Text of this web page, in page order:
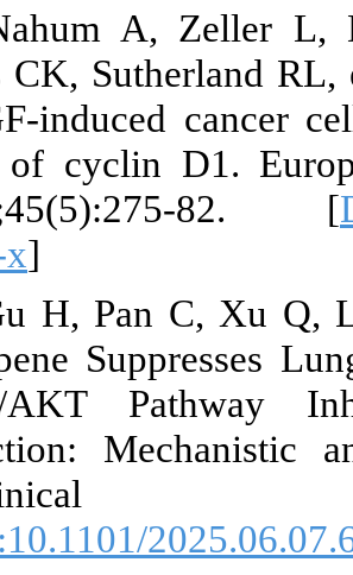
44. Nahum A,
Watts CK,
of IGF-induced
level of cyclin D1.
2006;45(5):275-
0595-x
45. Gu H, Pan C,
Lycopene
PI3K/AKT
Induction:
[DOI:10.1101/